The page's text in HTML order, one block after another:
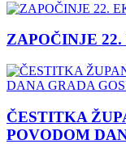
ZAPOČINJE
ČESTITKA
POVODOM